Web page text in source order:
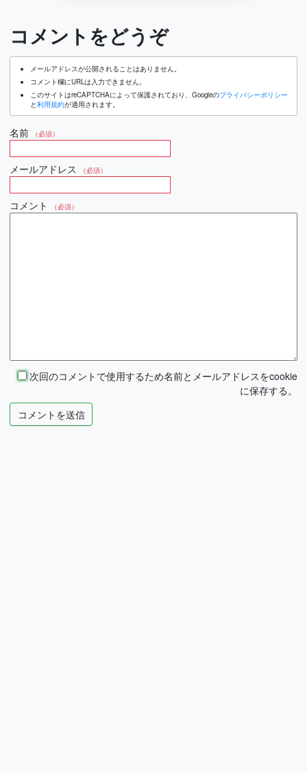
コメントをどうぞ
メールアドレスが公開されることはありません。
コメント欄にURLは入力できません。
このサイトはreCAPTCHAによって保護されており、Googleのプライバシーポリシー
と利用規約が適用されます。
名前 （必須）
メールアドレス （必須）
コメント （必須）
次回のコメントで使用するため名前とメールアドレスをcookie
に保存する。